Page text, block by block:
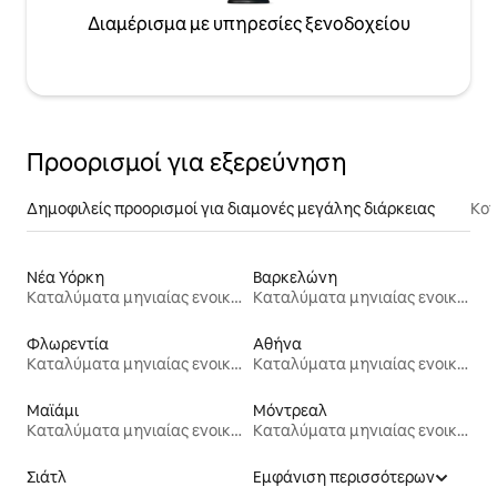
Διαμέρισμα με υπηρεσίες ξενοδοχείου
Προορισμοί για εξερεύνηση
Δημοφιλείς προορισμοί για διαμονές μεγάλης διάρκειας
Νέα Υόρκη
Καταλύματα μηνιαίας ενοικίασης
Βαρκελώνη
Καταλύματα μηνιαίας ενοικίασης
Φλωρεντία
Καταλύματα μηνιαίας ενοικίασης
Αθήνα
Καταλύματα μηνιαίας ενοικίασης
Μαϊάμι
Καταλύματα μηνιαίας ενοικίασης
Μόντρεαλ
Καταλύματα μηνιαίας ενοικίασης
Σιάτλ
Εμφάνιση περισσότερων